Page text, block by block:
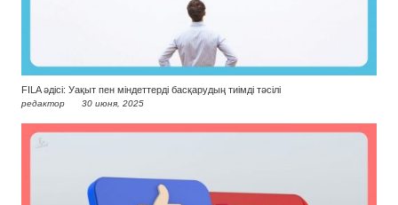
FILA әдісі: Уақыт пен міндеттерді басқарудың тиімді тәсілі
редактор 30 июня, 2025